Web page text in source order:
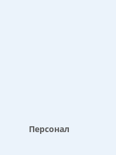
Персонал